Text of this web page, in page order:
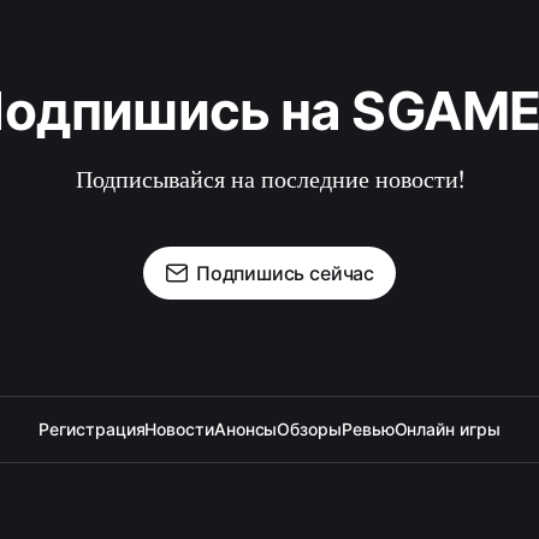
на
Подписывайся на последние новости!
Подпишись сейчас
РегистрацияНовостиАнонсыОбзорыРевьюОнлайн игры